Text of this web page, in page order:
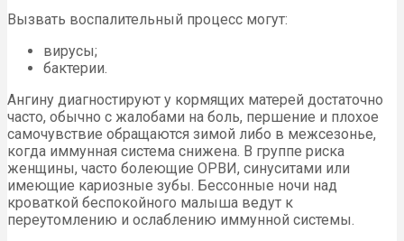
Вызвать воспалительный процесс могут:
вирусы;
бактерии.
Ангину диагностируют у кормящих матерей достаточно
часто, обычно с жалобами на боль, першение и плохое
самочувствие обращаются зимой либо в межсезонье,
когда иммунная система снижена. В группе риска
женщины, часто болеющие ОРВИ, синуситами или
имеющие кариозные зубы. Бессонные ночи над
кроваткой беспокойного малыша ведут к
переутомлению и ослаблению иммунной системы.